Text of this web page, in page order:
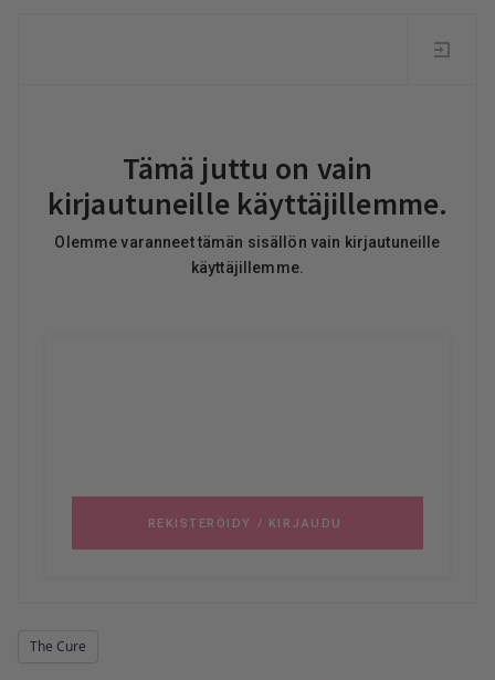
The Cure